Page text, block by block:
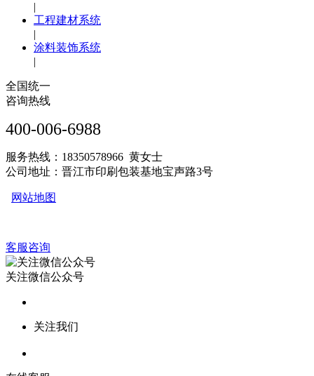
|
工程建材系统
|
涂料装饰系统
|
全国统一
咨询热线
400-006-6988
服务热线：18350578966 黄女士
公司地址：晋江市印刷包装基地宝声路3号
网站地图
客服咨询
关注微信公众号
关注我们